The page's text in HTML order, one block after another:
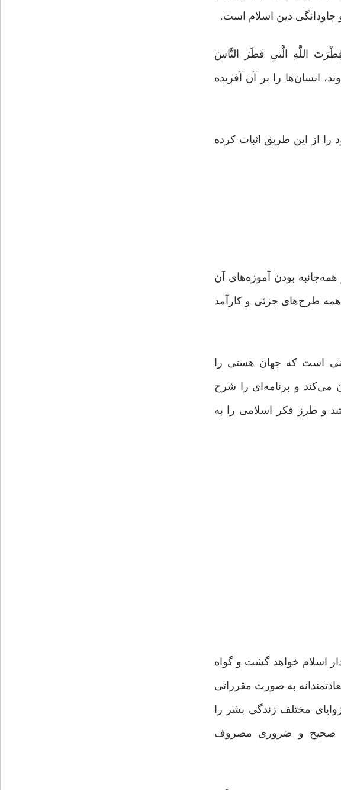
اللَّهِ الَّتىِ فَطَرَ النَّاسَ
انسان‌ها را بر آن آفریده
از این طریق اثبات کرده
‌بودن آموزه‌های آن
طرح‌های جزئی و کار‌آمد
است که جهان هستی را
و برنامه‌ای را شرح
و طرز فکر اسلامی را به
اسلام خواهد گشت و گواه
به ‌صورت مقرراتی
مختلف زندگی بشر را
صحیح و ضروری مصروف